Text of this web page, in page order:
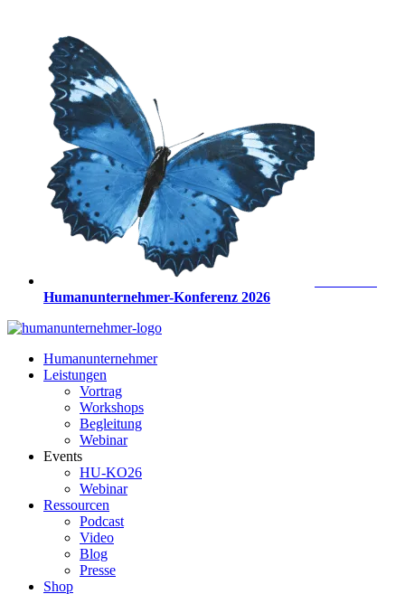
springen
Humanunternehmer-Konferenz 2026
Humanunternehmer
Leistungen
Vortrag
Workshops
Begleitung
Webinar
Events
HU-KO26
Webinar
Ressourcen
Podcast
Video
Blog
Presse
Shop